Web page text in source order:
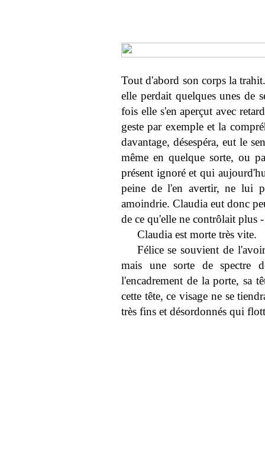
Tout d'abord son corps la
elle perdait quelques unes de
fois elle s'en aperçut avec
geste par exemple et la
davantage, désespéra, eut le
même en quelque sorte, ou
présent ignoré et qui
peine de l'en avertir, ne lui
amoindrie. Claudia eut donc
de ce qu'elle ne contrôlait plus
Claudia est morte très vite.
Félice se souvient de
mais une sorte de spectre
l'encadrement de la porte, sa
cette tête, ce visage ne se
très fins et désordonnés qui